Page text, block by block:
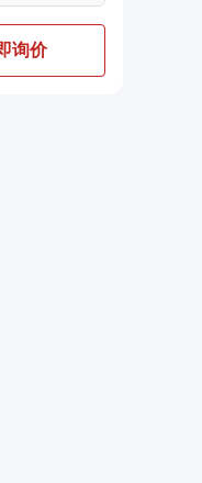
询价